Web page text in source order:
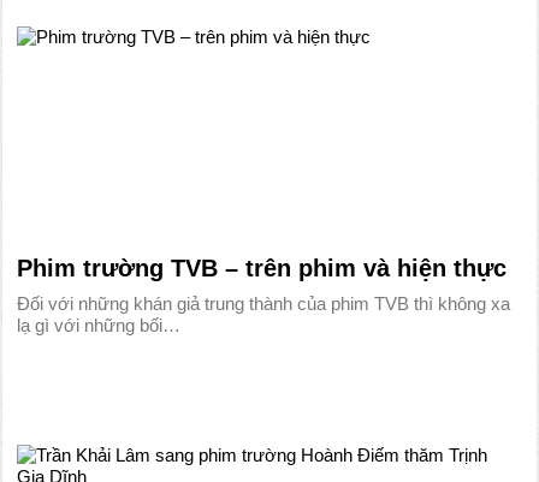
Phim trường TVB – trên phim và hiện thực
Đối với những khán giả trung thành của phim TVB thì không xa
lạ gì với những bối…